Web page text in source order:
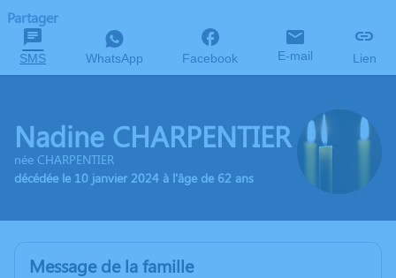
Partager
SMS WhatsApp Facebook E-mail Lien
Nadine CHARPENTIER
née CHARPENTIER
décédée le 10 janvier 2024 à l'âge de 62 ans
Message de la famille